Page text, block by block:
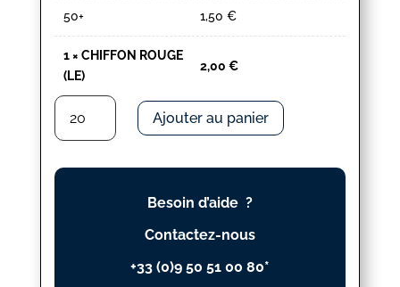
50+ 1,50 €
1× CHIFFON ROUGE
(LE)
2,00 €
quantité
CHIFFON
ROUGE
Ajouter au panier
Besoin d’aide ?
Contactez-nous
+33 (0)9 50 51 00 80*